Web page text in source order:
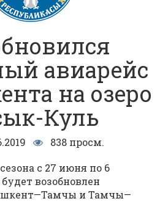
авиарейс
на озеро
Куль
838 просм.
с 27 июня по 6
возобновлен
и Тамчы—